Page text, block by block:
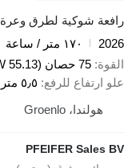
رافعة شوكية لطرق وعرة
2026
١٧٠ متر / ساعة
القوة 75 حصان (55.13 kW)
علو ارتفاع للرفع ٥٫٥ متر
هولندا، Groenlo
PFEIFER Sales BV